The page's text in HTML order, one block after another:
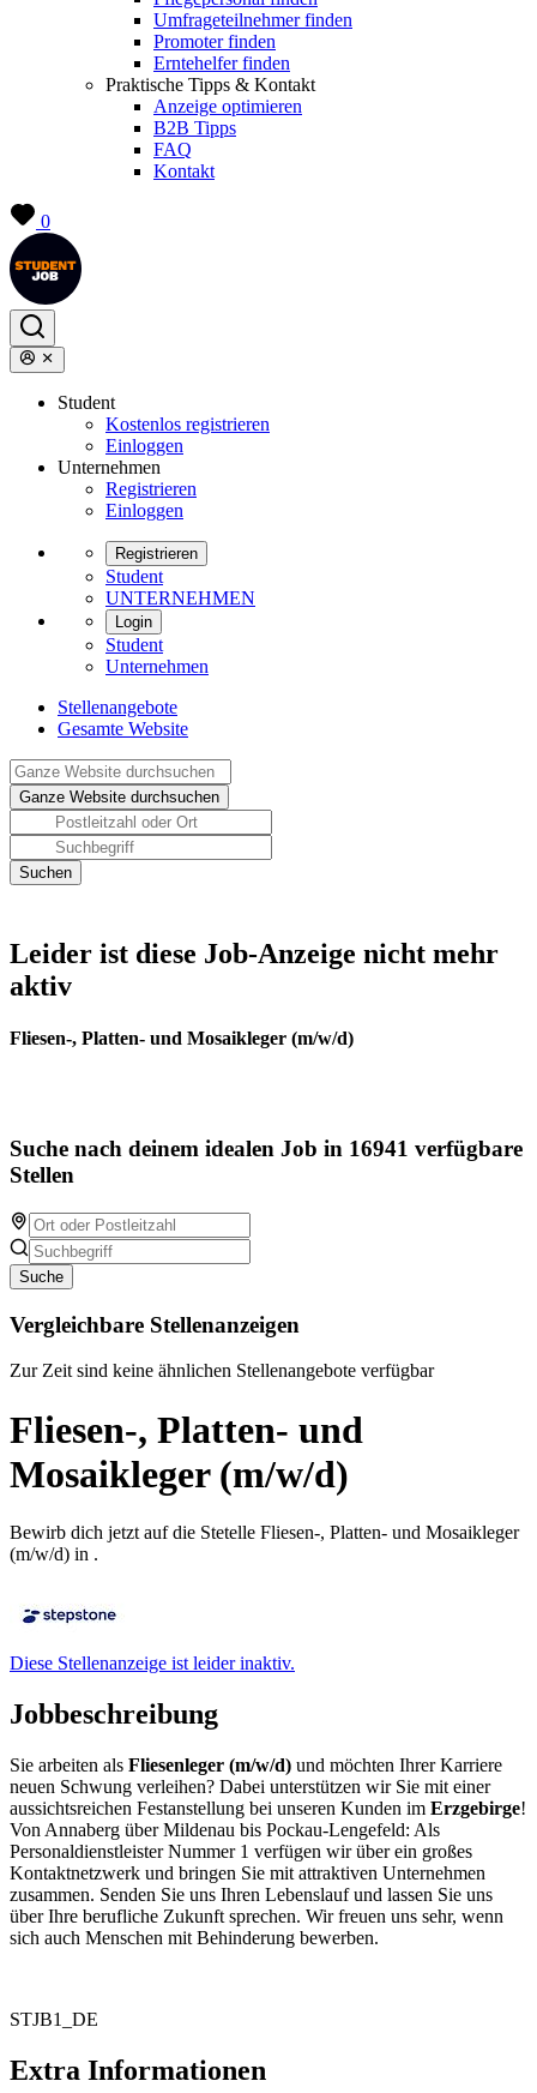
Umfrageteilnehmer finden
Promoter finden
Erntehelfer finden
Praktische Tipps & Kontakt
Anzeige optimieren
B2B Tipps
FAQ
Kontakt
0
Student
Kostenlos registrieren
Einloggen
Unternehmen
Registrieren
Einloggen
Registrieren
Student
UNTERNEHMEN
Login
Student
Unternehmen
Stellenangebote
Gesamte Website
Leider ist diese Job-Anzeige nicht mehr
aktiv
Fliesen-, Platten- und Mosaikleger (m/w/d)
Suche nach deinem idealen Job in 16941 verfügbare
Stellen
Suche
Vergleichbare Stellenanzeigen
Zur Zeit sind keine ähnlichen Stellenangebote verfügbar
Fliesen-, Platten- und
Mosaikleger (m/w/d)
Bewirb dich jetzt auf die Stetelle Fliesen-, Platten- und Mosaikleger
(m/w/d) in .
Diese Stellenanzeige ist leider inaktiv.
Jobbeschreibung
Sie arbeiten als Fliesenleger (m/w/d) und möchten Ihrer Karriere
neuen Schwung verleihen? Dabei unterstützen wir Sie mit einer
aussichtsreichen Festanstellung bei unseren Kunden im Erzgebirge!
Von Annaberg über Mildenau bis Pockau-Lengefeld: Als
Personaldienstleister Nummer 1 verfügen wir über ein großes
Kontaktnetzwerk und bringen Sie mit attraktiven Unternehmen
zusammen. Senden Sie uns Ihren Lebenslauf und lassen Sie uns
über Ihre berufliche Zukunft sprechen. Wir freuen uns sehr, wenn
sich auch Menschen mit Behinderung bewerben.
STJB1_DE
Extra Informationen